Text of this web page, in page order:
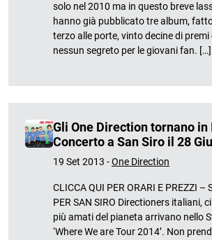
solo nel 2010 ma in questo breve
hanno già pubblicato tre album,
terzo alle porte, vinto decine di premi
nessun segreto per le giovani fan. […]
Gli One Direction tornano in
Concerto a San Siro il 28
19 Set 2013 -One Direction
CLICCA QUI PER ORARI E PREZZI –
PER SAN SIRO Directioners italiani,
più amati del pianeta arrivano nello
‘Where We are Tour 2014’. Non